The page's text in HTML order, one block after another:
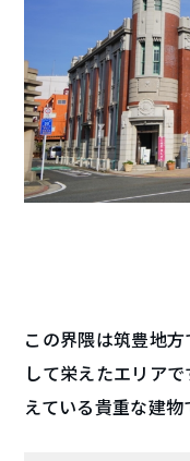
この界隈は筑豊地
して栄えたエリア
えている貴重な建物